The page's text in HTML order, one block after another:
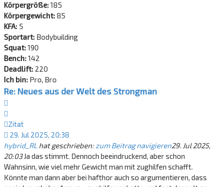
Körpergröße:185
Körpergewicht:85
KFA: 5
Sportart: Bodybuilding
Squat:190
Bench:142
Deadlift: 220
Ich bin: Pro, Bro
Re: Neues aus der Welt des Strongman
Zitat
29. Jul 2025, 20:38
hybrid_RL hat geschrieben: zum Beitrag navigieren29. Jul 2025,
20:03Ja das stimmt. Dennoch beeindruckend, aber schon
Wahnsinn, wie viel mehr Gewicht man mit zughilfen schafft.
Könnte man dann aber bei hafthor auch so argumentieren, dass